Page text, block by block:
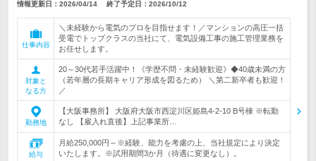
情報更新日：2026/04/14 終了予定日： 2026/10/12
仕事内容
＼未経験から電気のプロを目指せます！／マンションの高圧一括
受電でトップクラスの当社にて、電気設備工事の施工管理業務を
お任せします。
対象と
なる方
20～30代若手活躍中！《学歴不問・未経験歓迎》◆40歳未満の方
（若年層の長期キャリア形成を図るため） ＼第二新卒者も歓迎！
／
勤務地
【大阪事務所】 大阪府大阪市西淀川区姫島4-2-10 B号棟 ※転勤
なし 【雇入れ直後】上記事業所…
給与
月給250,000円～※経験、能力を考慮の上、当社規定により決定
いたします。※試用期間3か月（待遇に変更なし）。